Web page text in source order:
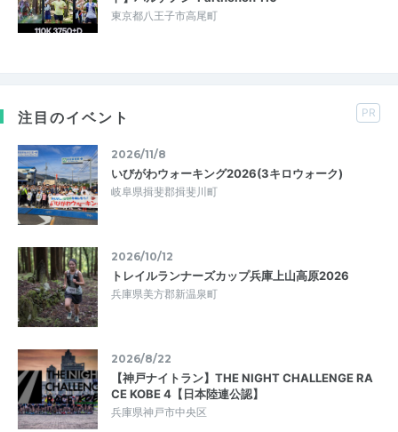
東京都八王子市高尾町
注目のイベント PR
2026/11/8
いびがわウォーキング2026(3キロウォーク)
岐阜県揖斐郡揖斐川町
2026/10/12
トレイルランナーズカップ兵庫上山高原2026
兵庫県美方郡新温泉町
2026/8/22
【神戸ナイトラン】THE NIGHT CHALLENGE RA
CE KOBE 4【日本陸連公認】
兵庫県神戸市中央区